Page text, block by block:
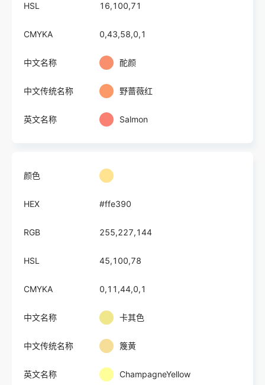
HSL 16,100,71
CMYKA 0,43,58,0,1
中文名称 酡颜
中文传统名称 野蔷薇红
英文名称 Salmon
颜色
HEX #ffe390
RGB 255,227,144
HSL 45,100,78
CMYKA 0,11,44,0,1
中文名称 卡其色
中文传统名称 篾黄
英文名称 ChampagneYellow